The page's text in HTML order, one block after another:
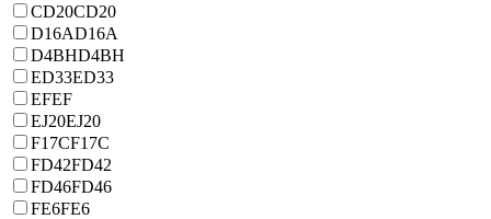
CD20CD20
D16AD16A
D4BHD4BH
ED33ED33
EFEF
EJ20EJ20
F17CF17C
FD42FD42
FD46FD46
FE6FE6